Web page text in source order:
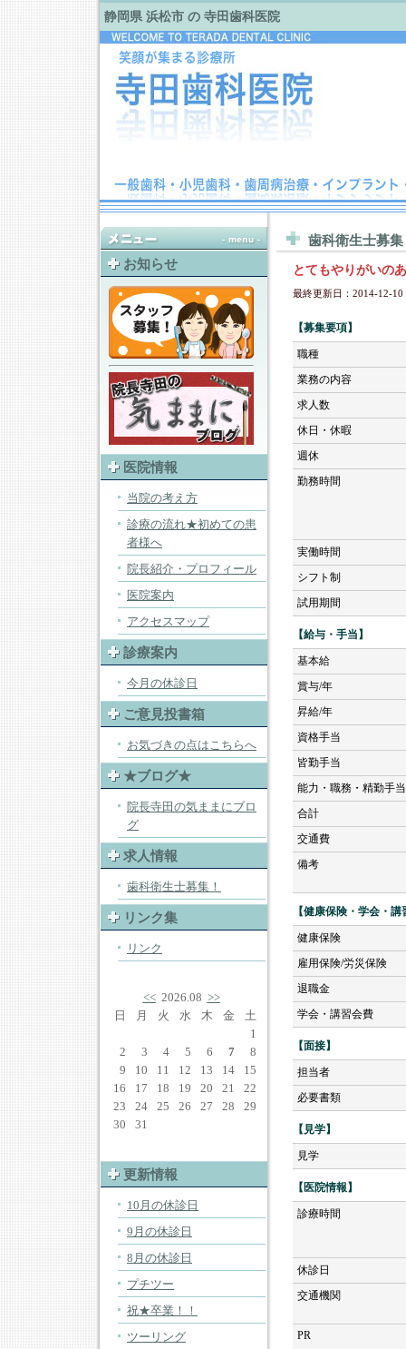
静岡県 浜松市 の 寺田歯科医院
お知らせ
医院情報
当院の考え方
診療の流れ★初めての患
者様へ
院長紹介・プロフィール
医院案内
アクセスマップ
診療案内
今月の休診日
ご意見投書箱
お気づきの点はこちらへ
★ブログ★
院長寺田の気ままにブロ
グ
求人情報
歯科衛生士募集！
リンク集
リンク
<<2026.08 >>
日
2
9
16
23
30
月
3
10
17
24
31
火
4
11
18
25
水
5
12
19
26
木
6
13
20
27
金
7
14
21
28
土
1
8
15
22
29
更新情報
10月の休診日
9月の休診日
8月の休診日
プチツー
祝★卒業！！
ツーリング
歯科衛生士募集
とてもやりがいの
最終更新日：2014-12-10
【募集要項】
職種
業務の内容
求人数
休日・休暇
週休
勤務時間
実働時間
シフト制
試用期間
【給与・手当】
基本給
賞与/年
昇給/年
資格手当
皆勤手当
能力・職務・精勤手当
合計
交通費
備考
【健康保険・学会・講
健康保険
雇用保険/労災保険
退職金
学会・講習会費
【面接】
担当者
必要書類
【見学】
見学
【医院情報】
診療時間
休診日
交通機関
PR